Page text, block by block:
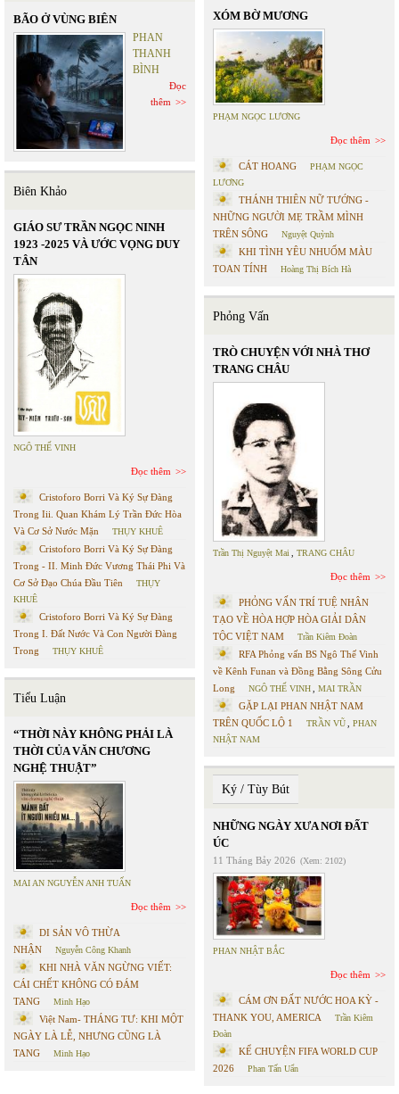
BÃO Ở VÙNG BIÊN
PHAN
THANH
BÌNH
Đọc
thêm
Biên Khảo
GIÁO SƯ TRẦN NGỌC NINH
1923 -2025 VÀ ƯỚC VỌNG DUY
TÂN
NGÔ THẾ VINH
Đọc thêm
Cristoforo Borri Và Ký Sự Đàng
Trong Iii. Quan Khám Lý Trần Đức Hòa
Và Cơ Sở Nước Mặn
THỤY KHUÊ
Cristoforo Borri Và Ký Sự Đàng
Trong - II. Minh Đức Vương Thái Phi Và
Cơ Sở Đạo Chúa Đầu Tiên
THỤY
KHUÊ
Cristoforo Borri Và Ký Sự Đàng
Trong I. Đất Nước Và Con Người Đàng
Trong
THỤY KHUÊ
Tiểu Luận
“THỜI NÀY KHÔNG PHẢI LÀ
THỜI CỦA VĂN CHƯƠNG
NGHỆ THUẬT”
MAI AN NGUYỄN ANH TUẤN
Đọc thêm
DI SẢN VÔ THỪA
NHẬN
Nguyễn Công Khanh
KHI NHÀ VĂN NGỪNG VIẾT:
CÁI CHẾT KHÔNG CÓ ĐÁM
TANG
Minh Hạo
Việt Nam- THÁNG TƯ: KHI MỘT
NGÀY LÀ LỄ, NHƯNG CŨNG LÀ
TANG
Minh Hạo
XÓM BỜ MƯƠNG
PHẠM NGỌC LƯƠNG
Đọc thêm
CÁT HOANG
PHẠM NGỌC
LƯƠNG
THÁNH THIÊN NỮ TƯỚNG -
NHỮNG NGƯỜI MẸ TRẦM MÌNH
TRÊN SÔNG
Nguyệt Quỳnh
KHI TÌNH YÊU NHUỐM MÀU
TOAN TÍNH
Hoàng Thị Bích Hà
Phỏng Vấn
TRÒ CHUYỆN VỚI NHÀ THƠ
TRANG CHÂU
Trần Thị Nguyệt Mai TRANG CHÂU
Đọc thêm
PHỎNG VẤN TRÍ TUỆ NHÂN
TẠO VỀ HÒA HỢP HÒA GIẢI DÂN
TỘC VIỆT NAM
Trần Kiêm Đoàn
RFA Phỏng vấn BS Ngô Thế Vinh
về Kênh Funan và Đồng Bằng Sông Cửu
Long
NGÔ THẾ VINH MAI TRẦN
GẶP LẠI PHAN NHẬT NAM
TRÊN QUỐC LỘ 1
TRẦN VŨ
PHAN
NHẬT NAM
Ký / Tùy Bút
NHỮNG NGÀY XƯA NƠI ĐẤT
ÚC
11 Tháng Bảy 2026 (Xem: 2102)
PHAN NHẬT BẮC
Đọc thêm
CÁM ƠN ĐẤT NƯỚC HOA KỲ -
THANK YOU, AMERICA
Trần Kiêm
Đoàn
KỂ CHUYỆN FIFA WORLD CUP
2026
Phan Tấn Uẩn